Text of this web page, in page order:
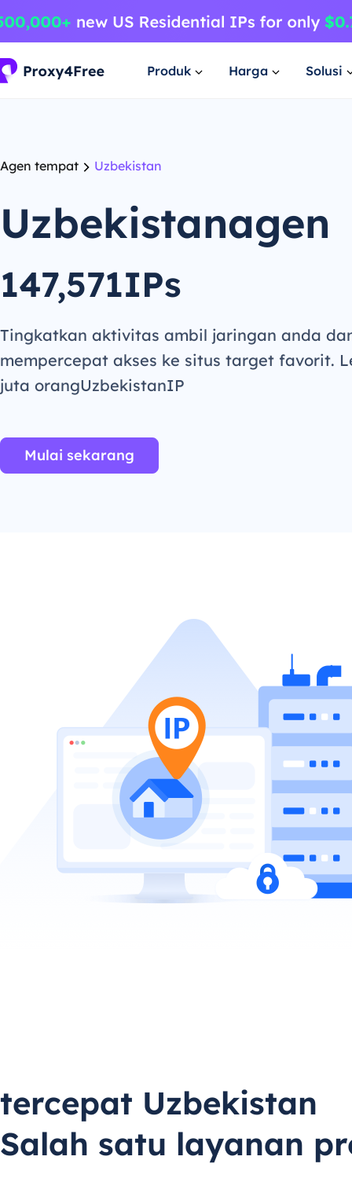
Produk Harga Solusi
Agen tempat Uzbekistan
Uzbekistanagen
147,571IPs
Tingkatkan aktivitas ambil jaringan anda
mempercepat akses ke situs target favorit.
juta orangUzbekistanIP
Mulai sekarang
tercepat Uzbekistan
Salah satu layanan